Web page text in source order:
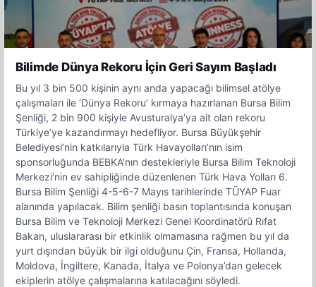
Bilimde Dünya Rekoru İçin Geri Sayım Başladı
Bu yıl 3 bin 500 kişinin aynı anda yapacağı bilimsel atölye
çalışmaları ile ‘Dünya Rekoru’ kırmaya hazırlanan Bursa Bilim
Şenliği, 2 bin 900 kişiyle Avusturalya’ya ait olan rekoru
Türkiye’ye kazandırmayı hedefliyor. Bursa Büyükşehir
Belediyesi’nin katkılarıyla Türk Havayolları’nın isim
sponsorluğunda BEBKA’nın destekleriyle Bursa Bilim Teknoloji
Merkezi’nin ev sahipliğinde düzenlenen Türk Hava Yolları 6.
Bursa Bilim Şenliği 4-5-6-7 Mayıs tarihlerinde TÜYAP Fuar
alanında yapılacak. Bilim şenliği basın toplantısında konuşan
Bursa Bilim ve Teknoloji Merkezi Genel Koordinatörü Rıfat
Bakan, uluslararası bir etkinlik olmamasına rağmen bu yıl da
yurt dışından büyük bir ilgi olduğunu Çin, Fransa, Hollanda,
Moldova, İngiltere, Kanada, İtalya ve Polonya’dan gelecek
ekiplerin atölye çalışmalarına katılacağını söyledi.